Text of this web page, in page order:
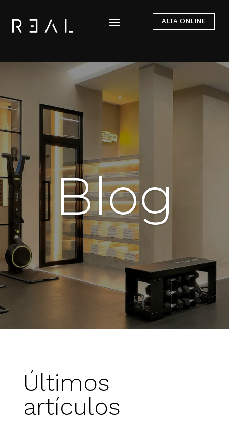
ALTA ONLINE
Blog
Últimos
artículos